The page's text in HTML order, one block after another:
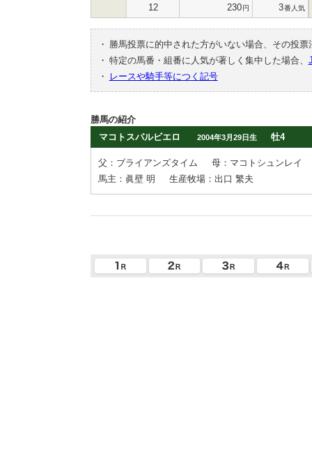
12 230円 3番人気
・
勝馬投票に的中された方がいない場合、その投
・ 特定の馬番・組番に人気が著しく集中した場合、
・
レースや騎手等につく記号
勝馬の紹介
マコトスパルビエロ
2004年3月29日生 牡4
父：ブライアンズタイム
母：マコトシュンレイ
馬主：眞壁 明
生産牧場：出口 繁夫